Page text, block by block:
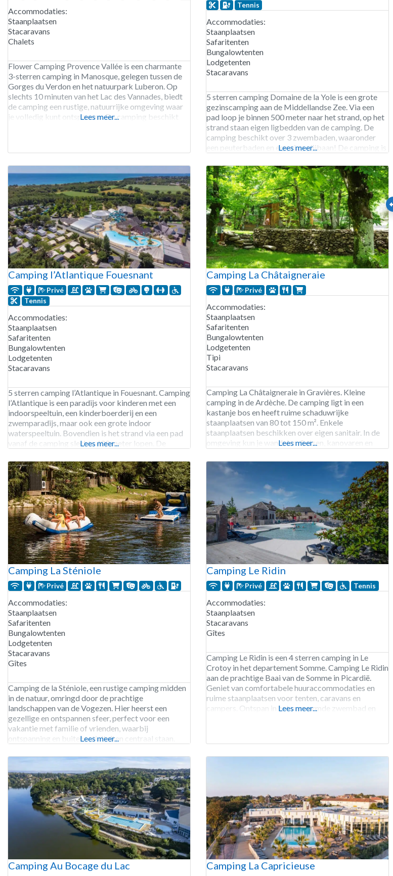
Accommodaties:
Staanplaatsen
Stacaravans
Chalets
Flower Camping Provence Vallée is een charmante
3-sterren camping in Manosque, gelegen tussen de
Gorges du Verdon en het natuurpark Luberon. Op
slechts 10 minuten van het Lac des Vannades, biedt
de camping een rustige, natuurrijke omgeving waar
je volledig kunt ontspannen. De camping beschikt
Lees meer...
Tennis
Accommodaties:
Staanplaatsen
Safaritenten
Bungalowtenten
Lodgetenten
Stacaravans
5 sterren camping Domaine de la Yole is een grote
gezinscamping aan de Middellandse Zee. Via een
pad loop je binnen 500 meter naar het strand, op het
strand staan eigen ligbedden van de camping. De
camping beschikt over 3 zwembaden, waaronder
een peuterbaden en een giga glijbaan! De camping is
supermarkt en een restaurant.
Lees meer...
Camping l’Atlantique Fouesnant
Privé
Tennis
Accommodaties:
Staanplaatsen
Safaritenten
Bungalowtenten
Lodgetenten
Stacaravans
5 sterren camping l’Atlantique in Fouesnant. Camping
l’Atlantique is een paradijs voor kinderen met een
indoorspeeltuin, een kinderboerderij en een
zwemparadijs, maar ook een grote indoor
waterspeeltuin. Bovendien is het strand via een pad
vanaf de camping slechts 400 meter lopen. De
sauna, hamam, kapper en een fitness. De GR 34
wandelroute passeert
Lees meer...
Camping La Châtaigneraie
Privé
Accommodaties:
Staanplaatsen
Safaritenten
Bungalowtenten
Lodgetenten
Tipi
Stacaravans
Camping La Châtaigneraie in Gravières. Kleine
camping in de Ardèche. De camping ligt in een
kastanje bos en heeft ruime schaduwrijke
staanplaatsen van 80 tot 150 m². Enkele
staanplaatsen beschikken over eigen sanitair. In de
omgeving kun je wandelen, fietsen, kanovaren en
van eind maart tot half oktober. 39 staanplaatsen.
Verhuur van staanplaatsen,
Lees meer...
Camping La Sténiole
Privé
Accommodaties:
Staanplaatsen
Safaritenten
Bungalowtenten
Lodgetenten
Stacaravans
Gîtes
Camping de la Sténiole, een rustige camping midden
in de natuur, omringd door de prachtige
landschappen van de Vogezen. Hier heerst een
gezellige en ontspannen sfeer, perfect voor een
vakantie met familie of vrienden, waarbij
ontspanning en buitenactiviteiten centraal staan.
seizoen open, zodat je altijd een verfrissende duik
kunt nemen, ongeacht het
Lees meer...
Camping Le Ridin
Privé Tennis
Accommodaties:
Staanplaatsen
Stacaravans
Gîtes
Camping Le Ridin is een 4 sterren camping in Le
Crotoy in het departement Somme. Camping Le Ridin
aan de prachtige Baai van de Somme in Picardië.
Geniet van comfortabele huuraccommodaties en
ruime staanplaatsen voor tenten, caravans en
campers. Ontspan in het verwarmde zwembad en
Lees meer...
Camping Au Bocage du Lac Camping La Capricieuse